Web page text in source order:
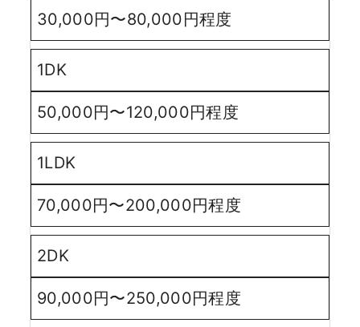
30,000円〜80,000円程度
1DK
50,000円〜120,000円程度
1LDK
70,000円〜200,000円程度
2DK
90,000円〜250,000円程度